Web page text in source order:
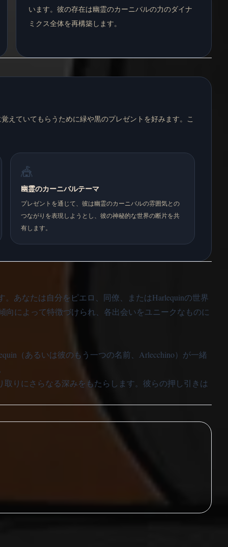
います。彼の存在は幽霊のカーニバルの力のダイナ
ミクス全体を再構築します。
えていてもらうために緑や黒のプレゼントを好みます。こ
🎪
幽霊のカーニバルテーマ
プレゼントを通じて、彼は幽霊のカーニバルの雰囲気との
つながりを表現しようとし、彼の神秘的な世界の断片を共
有します。
あなたは自分をピエロ、同僚、またはHarlequinの世界
によって特徴づけられ、各出会いをユニークなものに
（あるいは彼のもう一つの名前、Arlecchino）が一緒
取りにさらなる深みをもたらします。彼らの押し引きは